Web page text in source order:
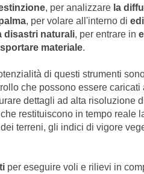
, per analizzare la
, per volare all'interno di
disastri naturali, per entrare in
materiale.
di questi strumenti
che possono essere caricati
dettagli ad alta risoluzione
restituiscono in tempo reale
terreni, gli indici di vigore
per eseguire voli e rilievi in